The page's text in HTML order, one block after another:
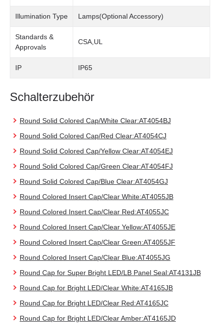
Illumination Type Lamps(Optional Accessory)
Standards &
Approvals
CSA,UL
IP IP65
Schalterzubehör
Round Solid Colored Cap/White Clear:AT4054BJ
Round Solid Colored Cap/Red Clear:AT4054CJ
Round Solid Colored Cap/Yellow Clear:AT4054EJ
Round Solid Colored Cap/Green Clear:AT4054FJ
Round Solid Colored Cap/Blue Clear:AT4054GJ
Round Colored Insert Cap/Clear White:AT4055JB
Round Colored Insert Cap/Clear Red:AT4055JC
Round Colored Insert Cap/Clear Yellow:AT4055JE
Round Colored Insert Cap/Clear Green:AT4055JF
Round Colored Insert Cap/Clear Blue:AT4055JG
Round Cap for Super Bright LED/LB Panel Seal:AT4131JB
Round Cap for Bright LED/Clear White:AT4165JB
Round Cap for Bright LED/Clear Red:AT4165JC
Round Cap for Bright LED/Clear Amber:AT4165JD